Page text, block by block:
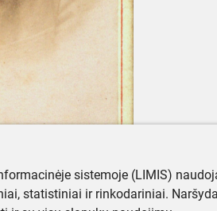
sistemoje (LIMIS)
statistiniai ir rinkodariniai.